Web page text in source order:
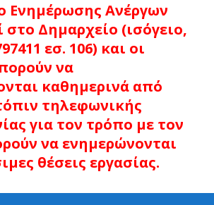
Ενημέρωσης Ανέργων
στο Δημαρχείο (ισόγειο,
εσ. 106) και οι
να
καθημερινά από
τηλεφωνικής
για τον τρόπο με τον
να ενημερώνονται
θέσεις εργασίας.